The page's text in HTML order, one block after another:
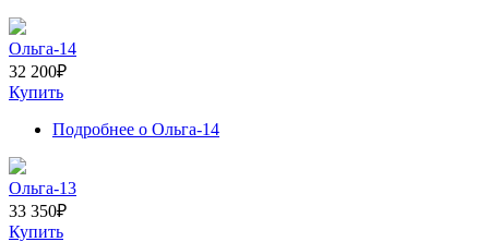
Ольга-14
32 200₽
Купить
Подробнее о Ольга-14
Ольга-13
33 350₽
Купить